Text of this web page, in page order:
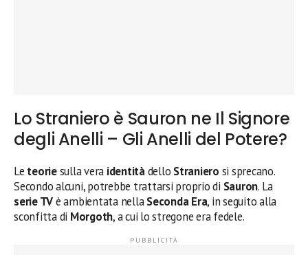
Lo Straniero è Sauron ne Il Signore
degli Anelli – Gli Anelli del Potere?
Le teoriesulla vera identitàdello Straniero si sprecano.
Secondo alcuni, potrebbe trattarsi proprio di Sauron. La
serie TVè ambientata nellaSeconda Era, in seguito alla
sconfitta di Morgoth, a cui lo stregone era fedele.